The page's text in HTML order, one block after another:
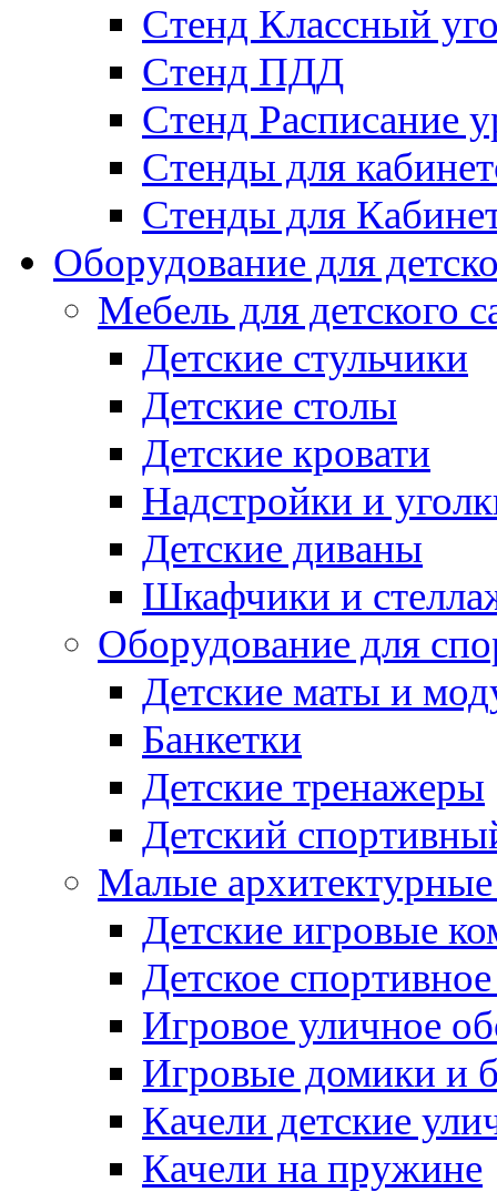
Стенд Классный
Стенд ПДД
Стенд Расписание
Стенды для
Стенды для
Оборудование для
Мебель для детского
Детские стульчики
Детские столы
Детские кровати
Надстройки и
Детские диваны
Шкафчики и
Оборудование для
Детские маты и
Банкетки
Детские тренажеры
Детский
Малые
Детские игровые
Детское
Игровое уличное
Игровые домики и
Качели детские
Качели на пружине